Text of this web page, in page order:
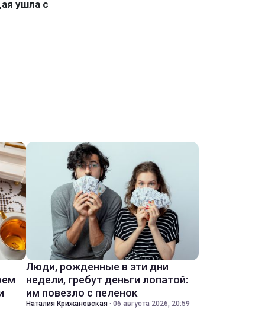
Люди, рожденные в эти дни
недели, гребут деньги лопатой:
им повезло с пеленок
Наталия Крижановская · 06 августа 2026, 20:59